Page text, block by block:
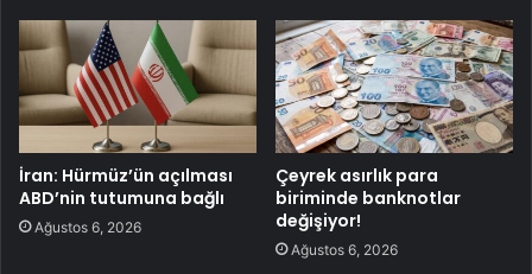
İran: Hürmüz’ün açılması
ABD’nin tutumuna bağlı
Ağustos 6, 2026
Çeyrek asırlık para
biriminde banknotlar
değişiyor!
Ağustos 6, 2026